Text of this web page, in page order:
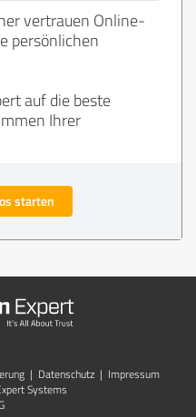
vertrauen Online-
persönlichen
auf die beste
Ihrer
starten
| Datenschutz | Impressum
Systems